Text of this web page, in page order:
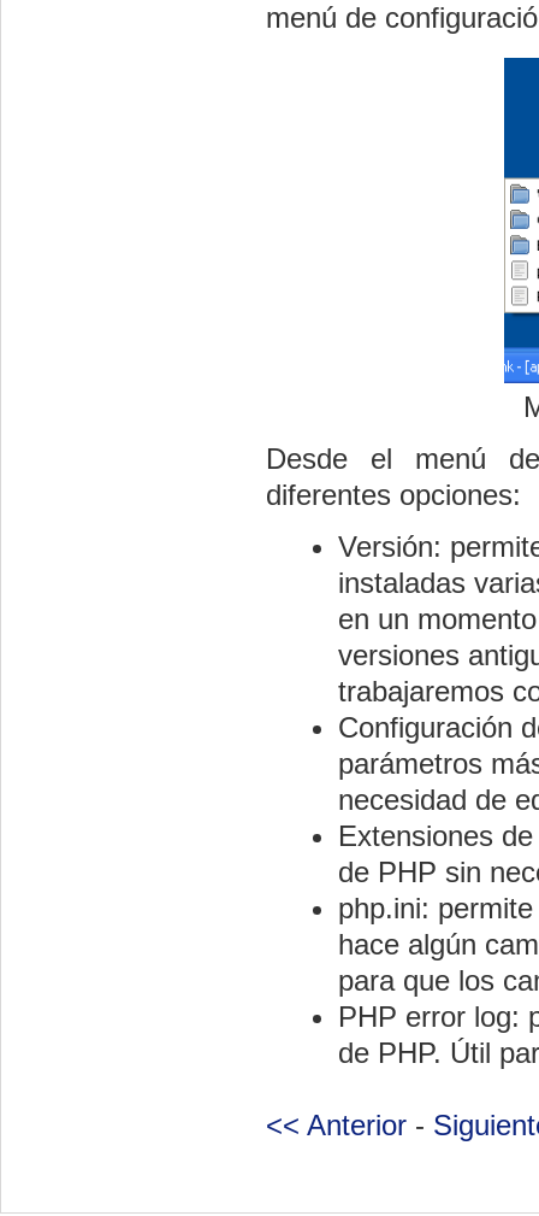
menú de
Desde el menú
diferentes opciones:
Versión:
instaladas
en un
versiones
trabajaremos
Configuración
parámetros
necesidad de
Extensiones
de PHP sin
php.ini:
hace algún
para que los
PHP error log:
de PHP. Útil
<< Anterior -